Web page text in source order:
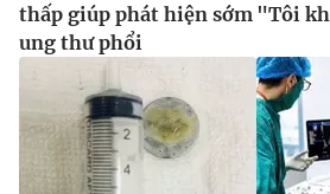
thấp giúp phát hiện sớm
ung thư phổi
"Tôi